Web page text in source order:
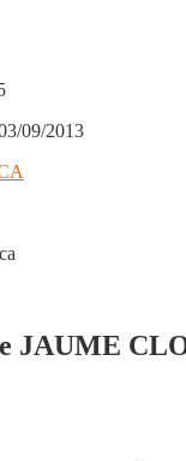
09/2013
JAUME